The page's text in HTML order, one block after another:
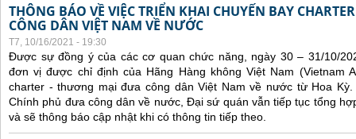
THÔNG BÁO VỀ VIỆC TRIỂN KHAI CHUYẾN BAY
CÔNG DÂN VIỆT NAM VỀ NƯỚC
T7, 10/16/2021 - 19:30
Được sự đồng ý của các cơ quan chức năng, ngày 30 – 31/10/
đơn vị được chỉ định của Hãng Hàng không Việt Nam (Vietnam
charter - thương mại đưa công dân Việt Nam về nước từ Hoa
Chính phủ đưa công dân về nước, Đại sứ quán vẫn tiếp tục tổng
và sẽ thông báo cập nhật khi có thông tin tiếp theo.